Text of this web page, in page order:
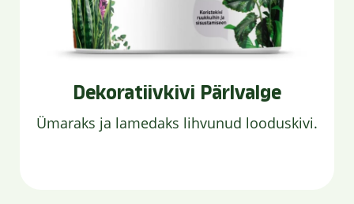
Dekoratiivkivi Pärlvalge
Ümaraks ja lamedaks lihvunud looduskivi.